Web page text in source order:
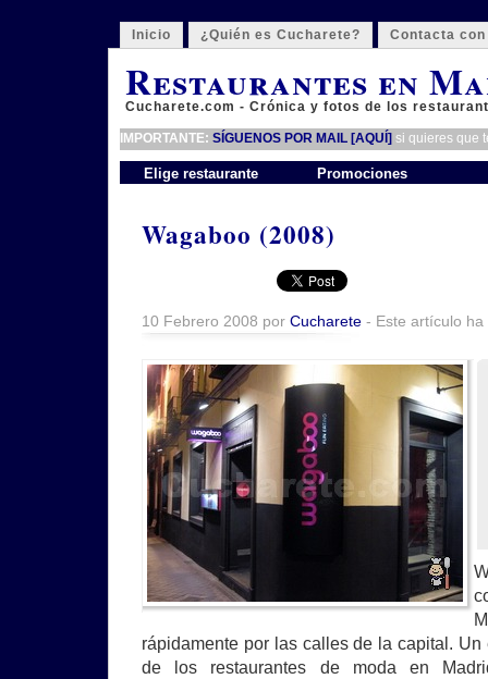
Inicio ¿Quién es Cucharete? Contacta
Restaurantes en
Cucharete.com - Crónica y fotos de los
IMPORTANTE: SÍGUENOS POR MAIL [AQUÍ] si quieres que
Elige restaurante Promociones
Wagaboo (2008)
10 Febrero 2008 por Cucharete - Este artículo
rápidamente por las calles de la capital.
de los restaurantes de moda en